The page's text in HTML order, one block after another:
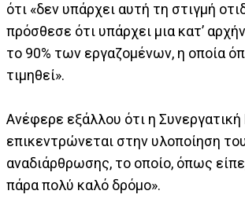
ότι «δεν υπάρχει αυτή τη στιγμή
πρόσθεσε ότι υπάρχει μια κατ’
το 90% των εργαζομένων, η οποία
τιμηθεί».
Ανέφερε εξάλλου ότι η Συνεργατική
επικεντρώνεται στην υλοποίηση
αναδιάρθρωσης, το οποίο, όπως
πάρα πολύ καλό δρόμο».